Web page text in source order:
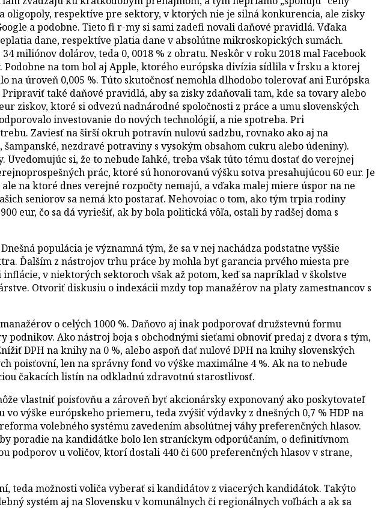
oligopoly, respektíve pre sektory, v ktorých nie je silná konkurencia, ale zisky
a podobne. Tieto fi r-my si sami zadefi novali daňové pravidlá. Vďaka
dane, respektíve platia dane v absolútne mikroskopických sumách.
miliónov dolárov, teda 0, 0018 % z obratu. Neskôr v roku 2018 mal Facebook
na tom bol aj Apple, ktorého európska divízia sídlila v Írsku a ktorej
na úroveň 0,005 %. Túto skutočnosť nemohla dlhodobo tolerovať ani Európska
také daňové pravidlá, aby sa zisky zdaňovali tam, kde sa tovary alebo
ziskov, ktoré si odvezú nadnárodné spoločnosti z práce a umu slovenských
investovanie do nových technológií, a nie spotreba. Pri
Zaviesť na širší okruh potravín nulovú sadzbu, rovnako ako aj na
nezdravé potraviny s vysokým obsahom cukru alebo údeniny).
si, že to nebude ľahké, treba však túto tému dostať do verejnej
prác, ktoré sú honorovanú výšku sotva presahujúcou 60 eur. Je
na ktoré dnes verejné rozpočty nemajú, a vďaka malej miere úspor na ne
seniorov sa nemá kto postarať. Nehovoiac o tom, ako tým trpia rodiny
eur, čo sa dá vyriešiť, ak by bola politická vôľa, ostali by radšej doma s
populácia je významná tým, že sa v nej nachádza podstatne vyššie
Ďalším z nástrojov trhu práce by mohla byť garancia prvého miesta pre
v niektorých sektoroch však až potom, keď sa napríklad v školstve
Otvoriť diskusiu o indexácii mzdy top manažérov na platy zamestnancov s
o celých 1000 %. Daňovo aj inak podporovať družstevnú formu
Ako nástroj boja s obchodnými sieťami obnoviť predaj z dvora s tým,
DPH na knihy na 0 %, alebo aspoň dať nulové DPH na knihy slovenských
poisťovní, len na správny fond vo výške maximálne 4 %. Ak na to nebude
čakacích listín na odkladnú zdravotnú starostlivosť.
vlastniť poisťovňu a zároveň byť akcionársky exponovaný ako poskytovateľ
výške európskeho priemeru, teda zvýšiť výdavky z dnešných 0,7 % HDP na
volebného systému zavedením absolútnej váhy preferenčných hlasov.
poradie na kandidátke bolo len straníckym odporúčaním, o definitívnom
podporov u voličov, ktorí dostali 440 či 600 preferenčných hlasov v strane,
teda možnosti voliča vyberať si kandidátov z viacerých kandidátok. Takýto
systém aj na Slovensku v komunálnych či regionálnych voľbách a ak sa